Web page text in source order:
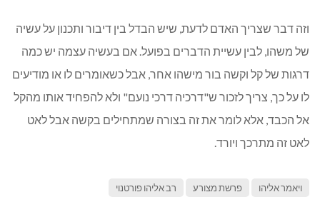
וזה דבר שצריך האדם לדעת, שיש הבדל בין דיבור ותכנון על עשיה
של משהו, לבין עשיית הדברים בפועל. אם בעשיה עצמה יש כמה
דרגות של קל וקשה בור מישהו אחר, אבל כשאומרים לו או מודיעים
לו על כך, צריך לזכור ש"דרכיה דרכי נועם" ולא להפחיד אותו מהקל
אל הכבד, אלא לומר את זה בצורה שמתחילים בקשה אבל לאט
לאט זה מתרכך ויורד.
ויאמר אליהו פרשת מצורע רב אליהו פורטנוי